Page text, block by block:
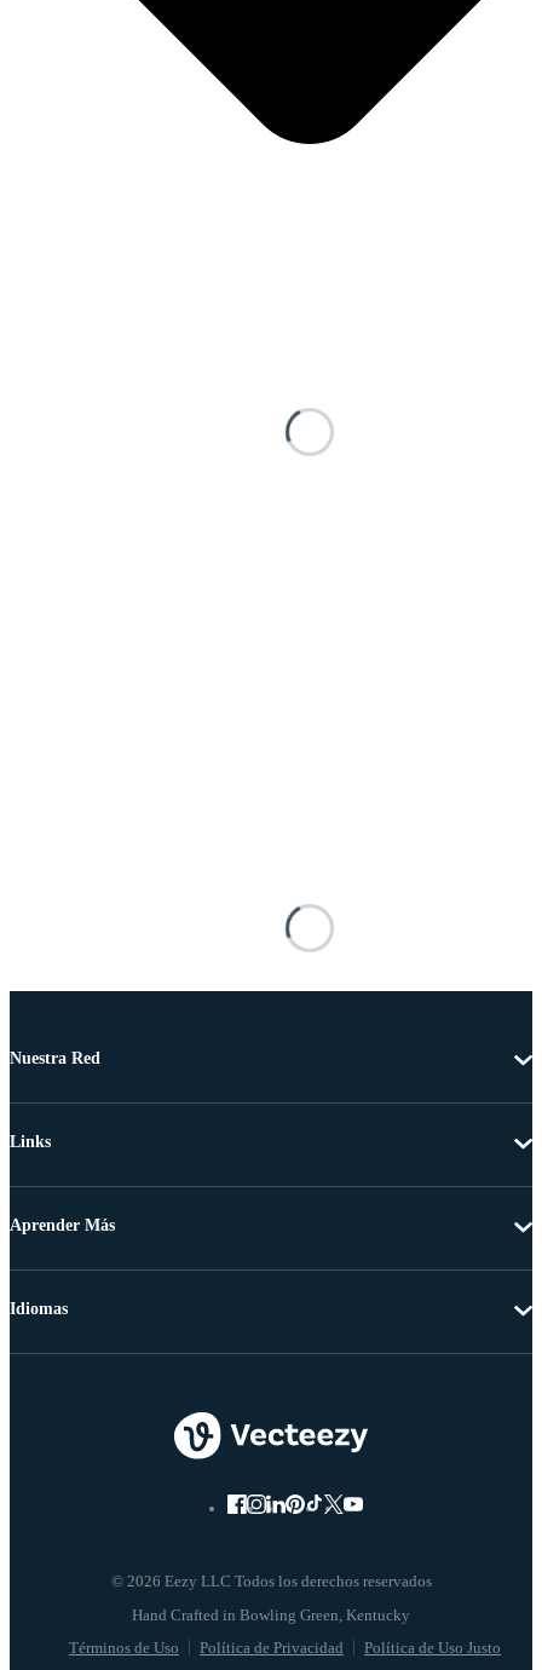
Nuestra Red
Links
Aprender Más
© 2026 Eezy LLC Todos los derechos reservados
Términos de Uso Política de Privacidad Política de Uso Justo
Idiomas